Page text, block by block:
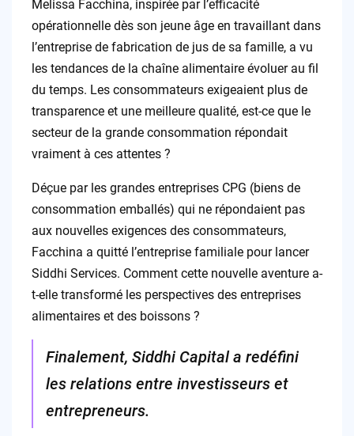
Melissa Facchina, inspirée par l’efficacité
opérationnelle dès son jeune âge en travaillant dans
l’entreprise de fabrication de jus de sa famille, a vu
les tendances de la chaîne alimentaire évoluer au fil
du temps. Les consommateurs exigeaient plus de
transparence et une meilleure qualité, est-ce que le
secteur de la grande consommation répondait
vraiment à ces attentes ?
Déçue par les grandes entreprises CPG (biens de
consommation emballés) qui ne répondaient pas
aux nouvelles exigences des consommateurs,
Facchina a quitté l’entreprise familiale pour lancer
Siddhi Services. Comment cette nouvelle aventure a-
t-elle transformé les perspectives des entreprises
alimentaires et des boissons ?
Finalement, Siddhi Capital a redéfini
les relations entre investisseurs et
entrepreneurs.